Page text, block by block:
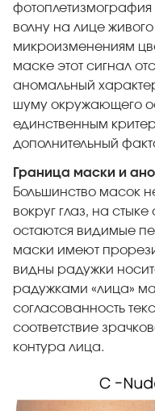
волну на лице
микроизменениям
маске этот сигнал
аномальный
шуму окружающего
единственным
дополнительный
Граница маски и
Большинство масок
вокруг глаз, на
остаются видимые
маски имеют
видны радужки
радужками «лица»
согласованность
соответствие
контура лица.